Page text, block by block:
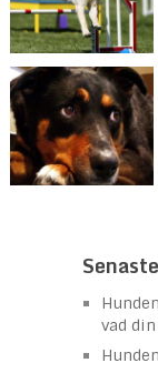
vad